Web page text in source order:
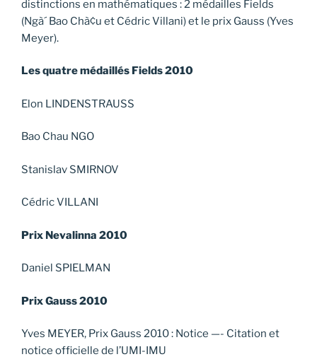
distinctions en mathématiques : 2 médailles Fields
(Ngà´ Bao Chà¢u et Cédric Villani) et le prix Gauss (Yves
Meyer).
Les quatre médaillés Fields 2010
Elon LINDENSTRAUSS
Bao Chau NGO
Stanislav SMIRNOV
Cédric VILLANI
Prix Nevalinna 2010
Daniel SPIELMAN
Prix Gauss 2010
Yves MEYER, Prix Gauss 2010 : Notice —- Citation et
notice officielle de l’UMI-IMU